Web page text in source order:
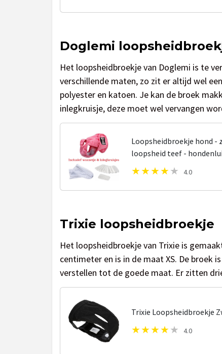
Doglemi
Het loopsheidbroekje van Doglemi is te
verschillende maten, zo zit er altijd wel
polyester en katoen. Je kan de broek
inlegkruisje, deze moet wel vervangen
Loopsheidbroekje hond -
loopsheid teef -
4.0
Trixie loopsheidbroekje
Het loopsheidbroekje van Trixie is
centimeter en is in de maat XS. De broek
verstellen tot de goede maat. Er zitten
Trixie Loopsheidbroekje
4.0